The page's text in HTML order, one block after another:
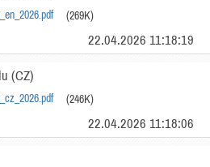
(269K)
22.04.2026 11:18:19
(CZ)
(246K)
22.04.2026 11:18:06